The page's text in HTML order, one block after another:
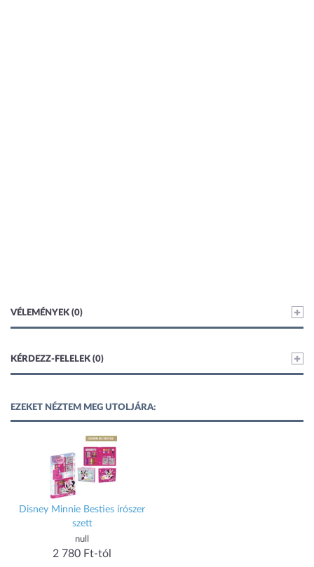
VÉLEMÉNYEK (0)
KÉRDEZZ-FELELEK (0)
EZEKET NÉZTEM MEG UTOLJÁRA:
Disney Minnie Besties írószer
szett
null
2 780 Ft-tól